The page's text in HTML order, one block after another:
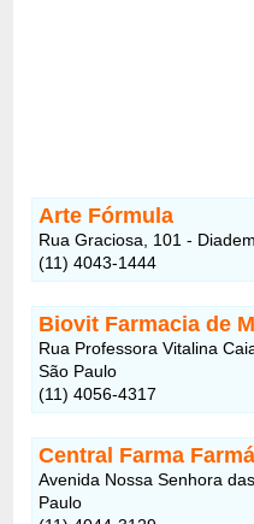
Arte Fórmula
Rua Graciosa, 101 -
(11) 4043-1444
Biovit Farmacia de
Rua Professora Vitalina
São Paulo
(11) 4056-4317
Central Farma
Avenida Nossa Senhora
Paulo